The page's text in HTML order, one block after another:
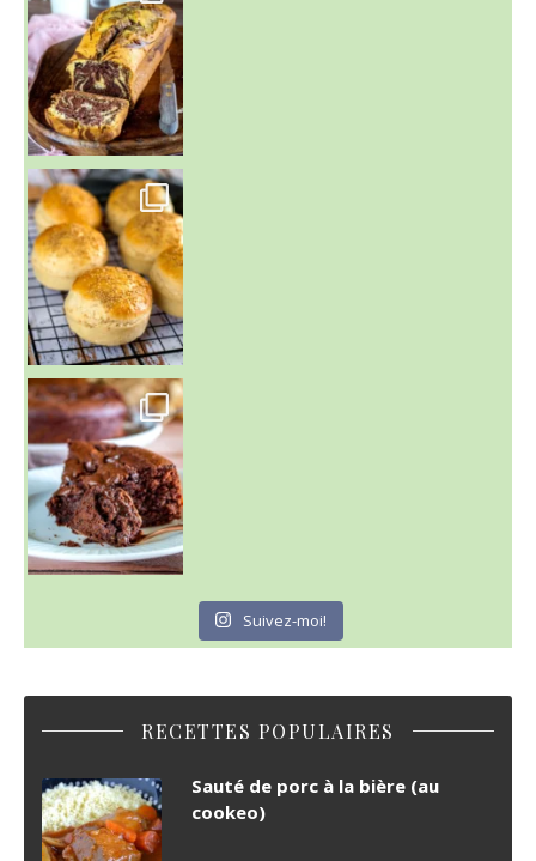
~ BUNS MAISON ~
Un peu de boulange par ici au
~ GÂTEAU FONDANT CHOCO NOISETTE ~
C'est lundi
Suivez-moi!
RECETTES POPULAIRES
Sauté de porc à la bière (au
cookeo)